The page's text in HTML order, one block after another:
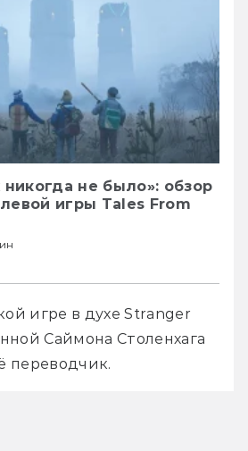
никогда не было»: обзор
игры Tales From
игре в духе Stranger
Саймона Столенхага
переводчик.